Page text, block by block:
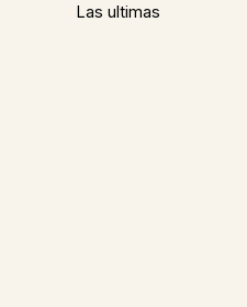
Las ultimas